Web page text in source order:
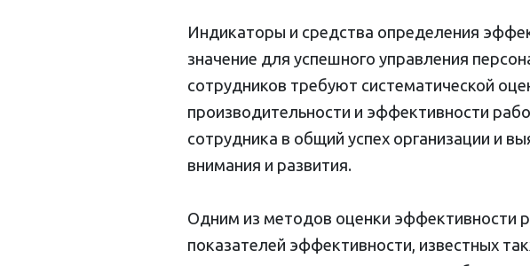
Индикаторы и средства определения
значение для успешного управления
сотрудников требуют систематической
производительности и эффективности
сотрудника в общий успех организации и
внимания и развития.
Одним из методов оценки эффективности
показателей эффективности, известных